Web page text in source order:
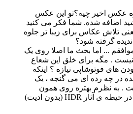
عکس اخیر چیه؟تو این عکس
اضافه شده. شما فکر می کنید
تلاش عکاس برای زیبا تر جلوه
گرفته شود؟
... اما بحث ما اصلا روی یک
نیست . مگه برای خلق این شعاع
های فوتوشاپی نیازه ؟ اینکه
در چه رده ای می گنجه ، یک
. به نظرم بهتره روی همون
مباحث نظری در حیطه ی آثار HDR (بدون ادیت)